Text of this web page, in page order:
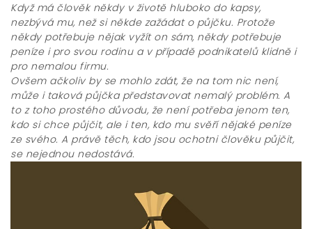
Když má člověk někdy v životě hluboko do kapsy,
nezbývá mu, než si někde zažádat o půjčku. Protože
někdy potřebuje nějak vyžít on sám, někdy potřebuje
peníze i pro svou rodinu a v případě podnikatelů klidně i
pro nemalou firmu.
Ovšem ačkoliv by se mohlo zdát, že na tom nic není,
může i taková půjčka představovat nemalý problém. A
to z toho prostého důvodu, že není potřeba jenom ten,
kdo si chce půjčit, ale i ten, kdo mu svěří nějaké peníze
ze svého. A právě těch, kdo jsou ochotni člověku půjčit,
se nejednou nedostává.